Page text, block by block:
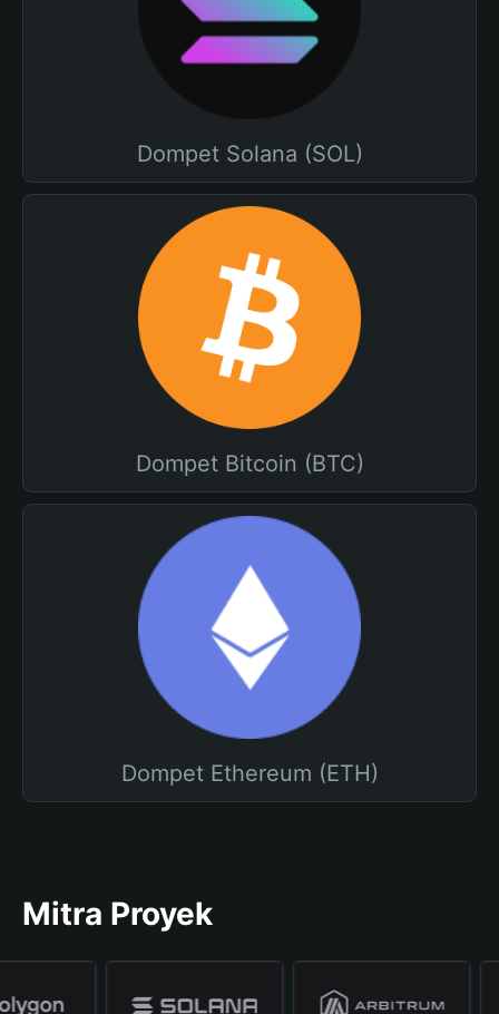
Dompet Solana (SOL)
Dompet Bitcoin (BTC)
Dompet Ethereum (ETH)
Mitra Proyek